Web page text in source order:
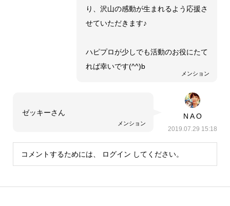
メンション
り、沢山の感動が生まれるよう応援さ
せていただきます♪
ハピプロが少しでも活動のお役にたて
れば幸いです(^^)b
N A O
2019.07.29 15:18
メンション
ゼッキーさん
コメントするためには、 ログイン してください。